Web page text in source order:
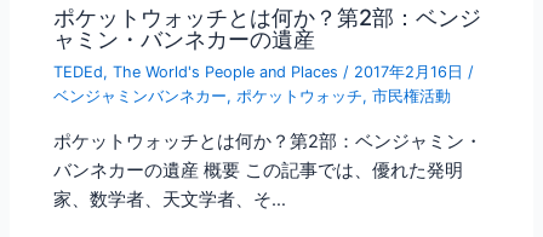
ポケットウォッチとは何か？第2部：ベンジ
ャミン・バンネカーの遺産
TEDEd,The World's People and Places / 2017年2月16日/
ベンジャミンバンネカー,ポケットウォッチ,市民権活動
ポケットウォッチとは何か？第2部：ベンジャミン・
バンネカーの遺産 概要 この記事では、優れた発明
家、数学者、天文学者、そ…